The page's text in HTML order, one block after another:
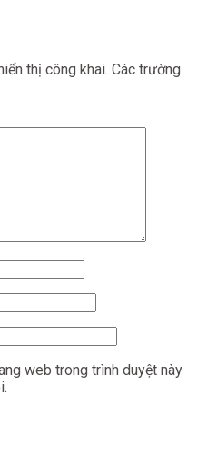
thị công khai. Các trường
web trong trình duyệt này